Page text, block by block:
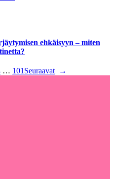
ehkäisyyn – miten
… 101 Seuraavat →